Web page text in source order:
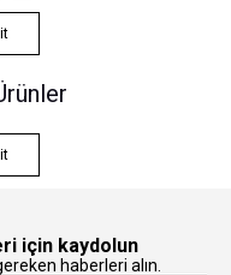
için kaydolun
haberleri alın.